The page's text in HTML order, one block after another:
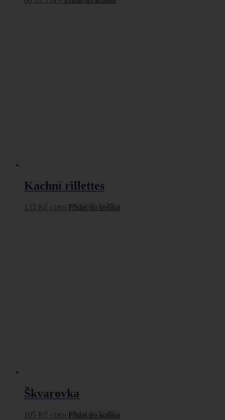
Kachní rillettes
135 Kč s DPH Přidat do košíku
Škvarovka
105 Kč s DPH Přidat do košíku